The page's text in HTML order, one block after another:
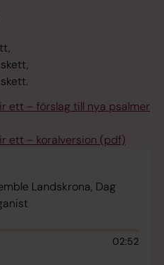
ett – förslag till nya psalmer
ett – koralversion (pdf)
Landskrona, Dag
02:52